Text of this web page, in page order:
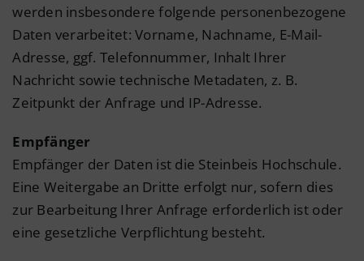
werden insbesondere folgende personenbezogene
Daten verarbeitet: Vorname, Nachname, E-Mail-
Adresse, ggf. Telefonnummer, Inhalt Ihrer
Nachricht sowie technische Metadaten, z. B.
Zeitpunkt der Anfrage und IP-Adresse.
Empfänger
Empfänger der Daten ist die Steinbeis Hochschule.
Eine Weitergabe an Dritte erfolgt nur, sofern dies
zur Bearbeitung Ihrer Anfrage erforderlich ist oder
eine gesetzliche Verpflichtung besteht.